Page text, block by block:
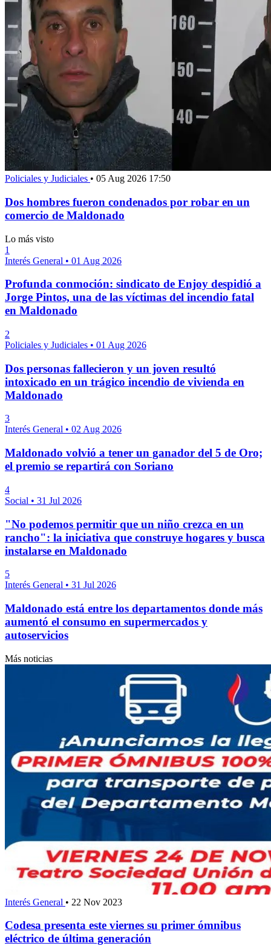
Policiales y Judiciales • 05 Aug 2026 17:50
Dos hombres fueron condenados por robar en un
comercio de Maldonado
Lo más visto
1
Interés General • 01 Aug 2026
Profunda conmoción: sindicato de Enjoy despidió a
Jorge Pintos, una de las víctimas del incendio fatal
en Maldonado
2
Policiales y Judiciales • 01 Aug 2026
Dos personas fallecieron y un joven resultó
intoxicado en un trágico incendio de vivienda en
Maldonado
3
Interés General • 02 Aug 2026
Maldonado volvió a tener un ganador del 5 de Oro;
el premio se repartirá con Soriano
4
Social • 31 Jul 2026
"No podemos permitir que un niño crezca en un
rancho": la iniciativa que construye hogares y busca
instalarse en Maldonado
5
Interés General • 31 Jul 2026
Maldonado está entre los departamentos donde más
aumentó el consumo en supermercados y
autoservicios
Más noticias
Interés General • 22 Nov 2023
Codesa presenta este viernes su primer ómnibus
eléctrico de última generación